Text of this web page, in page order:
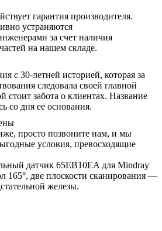
гарантия производителя.
устраняются
за счет наличия
на нашем складе.
с 30-летней историей, которая за
следовала своей главной
стоит забота о клиентах. Название
со дня ее основания.
просто позвоните нам, и мы
условия, превосходящие
датчик 65EB10EA для Mindray
165°, две плоскости сканирования —
железы.